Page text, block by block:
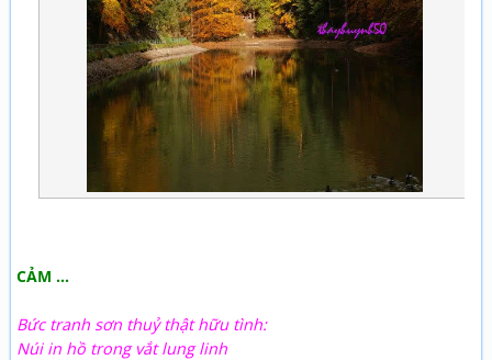
CẢM …
Bức tranh sơn thuỷ thật hữu tình:
Núi in hồ trong vắt lung linh